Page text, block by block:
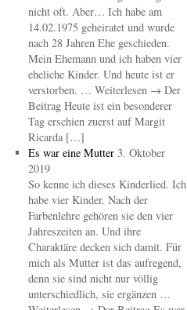
nicht oft. Aber… Ich habe am
14.02.1975 geheiratet und wurde
nach 28 Jahren Ehe geschieden.
Mein Ehemann und ich haben vier
eheliche Kinder. Und heute ist er
verstorben. … Weiterlesen → Der
Beitrag Heute ist ein besonderer
Tag erschien zuerst auf Margit
Ricarda […]
Es war eine Mutter 3. Oktober
2019
So kenne ich dieses Kinderlied. Ich
habe vier Kinder. Nach der
Farbenlehre gehören sie den vier
Jahreszeiten an. Und ihre
Charaktäre decken sich damit. Für
mich als Mutter ist das aufregend,
denn sie sind nicht nur völlig
unterschiedlich, sie ergänzen …